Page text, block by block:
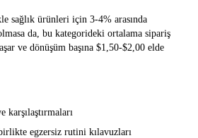
sağlık ürünleri için 3-4% arasında
da, bu kategorideki ortalama sipariş
ve dönüşüm başına $1,50-$2,00 elde
egzersiz rutini kılavuzları